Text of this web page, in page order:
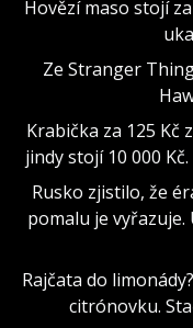
Hovězí maso stojí
Ze Stranger
Krabička za 125 Kč
jindy stojí 10 000
Rusko zjistilo, že
pomalu je
Rajčata do
citrónovku.